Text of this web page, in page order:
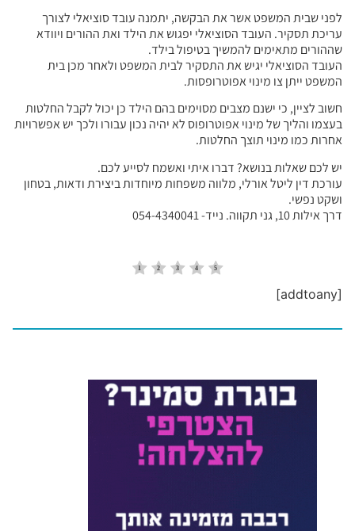
לפני שבית המשפט אשר את הבקשה, יתמנה עובד סוציאלי לצורך
עריכת תסקיר. העובד הסוציאלי יפגוש את הילד ואת ההורים ויוודא
שההורים מתאימים להמשיך בטיפול בילד.
העובד הסוציאלי יגיש את התסקיר לבית המשפט ולאחר מכן בית
המשפט ייתן צו מינוי אפוטרופסות.
חשוב לציין, כי ישנם מצבים מסוימים בהם הילד כן יכול לקבל החלטות
בעצמו והליך של מינוי אפוטרופוס לא יהיה נכון עבורו ולכך יש אפשרויות
אחרות כמו מינוי תוצך החלטות.
יש לכם שאלות בנושא? דברו איתי ואשמח לסייע לכם.
עורכת דין ליטל אורלי, מלווה משפחות מיוחדות ביצירת ודאות, בטחון
ושקט נפשי.
דרך אילות 10, גני תקווה. נייד- 054-4340041
[addtoany]